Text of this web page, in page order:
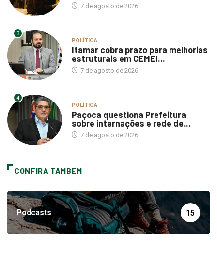
7 de agosto de 2026
3
POLÍTICA
Itamar cobra prazo para melhorias
estruturais em CEMEI...
7 de agosto de 2026
4
POLÍTICA
Paçoca questiona Prefeitura
sobre internações e rede de...
7 de agosto de 2026
CONFIRA TAMBEM
Podcasts 15